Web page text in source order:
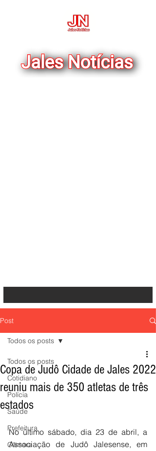
Post
Todos os posts
Cotidiano
Polícia
Saúde
Prefeitura
Câmara
Todos os posts
Copa de Judô Cidade de Jales 2022
reuniu mais de 350 atletas de três
estados
No último sábado, dia 23 de abril, a
Associação de Judô Jalesense, em